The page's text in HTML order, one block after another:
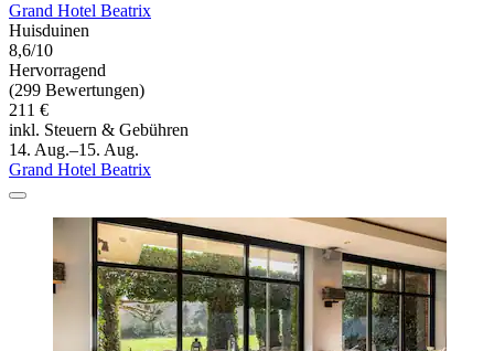
Grand Hotel Beatrix
Huisduinen
8,6/10
Hervorragend
(299 Bewertungen)
211 €
inkl. Steuern & Gebühren
14. Aug.–15. Aug.
Grand Hotel Beatrix